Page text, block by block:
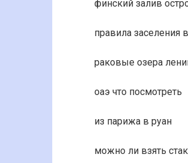
финский залив
правила заселения
раковые озера
оаэ что посмотреть
из парижа в руан
можно ли взять